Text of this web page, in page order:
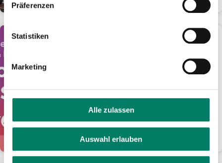
Präferenzen
Statistiken
Marketing
Alle zulassen
Auswahl erlauben
frühsommerliche Fahrten
Aktion ihre Tarifreformen und wollen
den Luftlinientarif noch bekannter
machen
WEITERLESEN